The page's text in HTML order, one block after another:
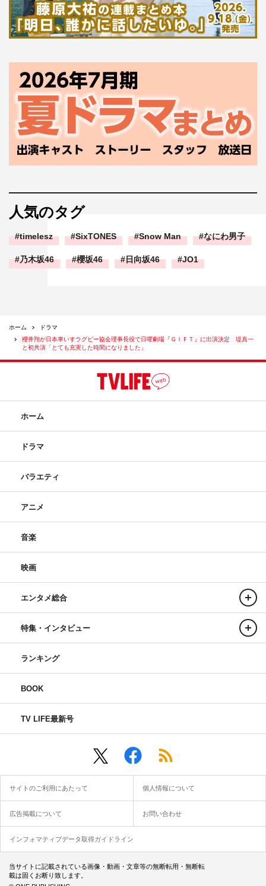
人気のタグ
timelesz SixTONES Snow Man なにわ男子
乃木坂46 櫻坂46 日向坂46 JO1
ホーム
ドラマ
櫻井翔が日本車いすラグビー協会理事長役で日曜劇場『ＧＩＦＴ』に出演決定 堤真一
と初共演「とても充実した時間になりました」
ホーム
ドラマ
バラエティ
アニメ
音楽
映画
エンタメ総合
特集・インタビュー
ランキング
BOOK
TV LIFE最新号
サイトのご利用にあたって 個人情報について
広告掲載について お問い合わせ
インフォマティブデータ取得ガイドライン
当サイトに記載されている画像・動画・文章等の無断転用・無断転
載は固くお断り致します。